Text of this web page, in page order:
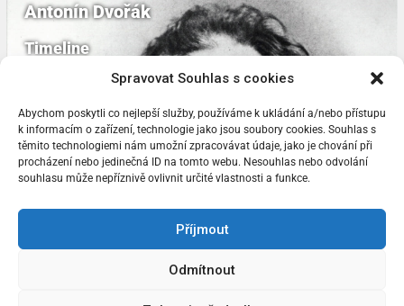
Spravovat Souhlas s cookies
Abychom poskytli co nejlepší služby, používáme k ukládání a/nebo přístupu
k informacím o zařízení, technologie jako jsou soubory cookies. Souhlas s
těmito technologiemi nám umožní zpracovávat údaje, jako je chování při
procházení nebo jedinečná ID na tomto webu. Nesouhlas nebo odvolání
souhlasu může nepříznivě ovlivnit určité vlastnosti a funkce.
Příjmout
Odmítnout
Antonín Dvořák
Timeline
FB IG
©2026 Památník Antonína Dvořáka ve Vysoké u Příbramě,